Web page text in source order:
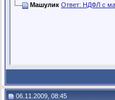
Машулик Ответ: НДФЛ с
06.11.2009, 08:45